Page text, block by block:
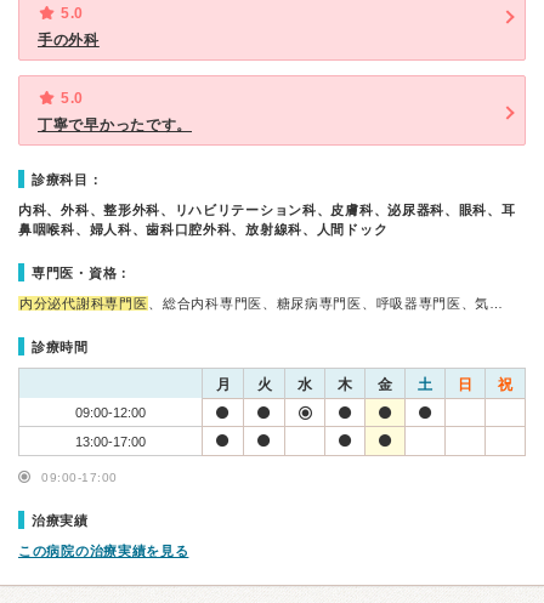
5.0
手の外科
5.0
丁寧で早かったです。
診療科目：
内科、外科、整形外科、リハビリテーション科、皮膚科、泌尿器科、眼科、耳
鼻咽喉科、婦人科、歯科口腔外科、放射線科、人間ドック
専門医・資格：
内分泌代謝科専門医 、総合内科専門医、糖尿病専門医、呼吸器専門医、気…
診療時間
月 火 水 木 金 土 日 祝
09:00-12:00
13:00-17:00
09:00-17:00
治療実績
この病院の治療実績を見る